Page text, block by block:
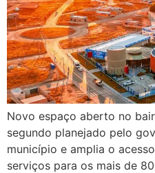
Novo espaço aberto no
segundo planejado pelo
município e amplia o
serviços para os mais de